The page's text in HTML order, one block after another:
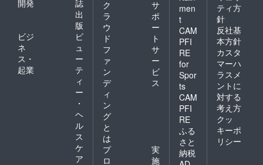
開発
誌
出
版
ビジ
ネ
ス・
起業
ビ
ュ
ー
テ
ィ
ー
・
ヘ
ル
ス
ケ
ア
ク
ラ
ウ
ド
フ
ァ
ン
デ
ィ
ン
グ
と
は
サ
ポ
ー
ト
サ
ー
ビ
ス
プ
ロ
実
施
men
t
CAM
PFI
RE
for
Spor
ts
CAM
PFI
RE
ふる
さと
納税
ティ方
針
反社基
本方針
カスタ
マーハ
ラスメ
ントに
対する
考え方
クッ
キーポ
リシー